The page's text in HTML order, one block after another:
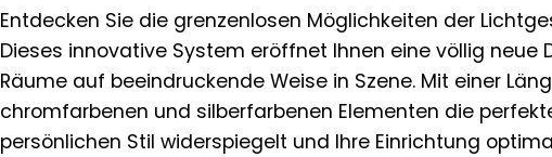
Entdecken Sie die grenzenlosen Möglichkeiten der
Dieses innovative System eröffnet Ihnen eine völlig
Räume auf beeindruckende Weise in Szene. Mit einer
chromfarbenen und silberfarbenen Elementen die
persönlichen Stil widerspiegelt und Ihre Einrichtung